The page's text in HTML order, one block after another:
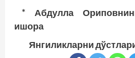
* Абдулла
ишора
Янгиликларни